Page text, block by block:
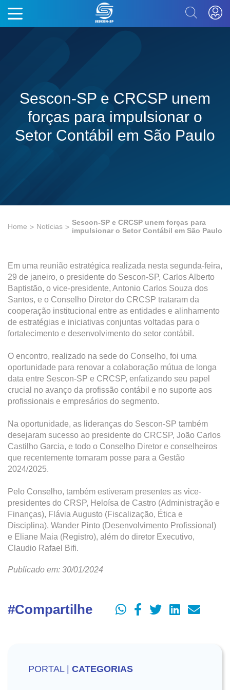
Sescon-SP e CRCSP unem
forças para impulsionar o
Setor Contábil em São Paulo
Home Notícias
Sescon-SP e CRCSP unem forças para
impulsionar o Setor Contábil em São Paulo
Em uma reunião estratégica realizada nesta segunda-feira,
29 de janeiro, o presidente do Sescon-SP, Carlos Alberto
Baptistão, o vice-presidente, Antonio Carlos Souza dos
Santos, e o Conselho Diretor do CRCSP trataram da
cooperação institucional entre as entidades e alinhamento
de estratégias e iniciativas conjuntas voltadas para o
fortalecimento e desenvolvimento do setor contábil.
O encontro, realizado na sede do Conselho, foi uma
oportunidade para renovar a colaboração mútua de longa
data entre Sescon-SP e CRCSP, enfatizando seu papel
crucial no avanço da profissão contábil e no suporte aos
profissionais e empresários do segmento.
Na oportunidade, as lideranças do Sescon-SP também
desejaram sucesso ao presidente do CRCSP, João Carlos
Castilho Garcia, e todo o Conselho Diretor e conselheiros
que recentemente tomaram posse para a Gestão
2024/2025.
Pelo Conselho, também estiveram presentes as vice-
presidentes do CRSP, Heloísa de Castro (Administração e
Finanças), Flávia Augusto (Fiscalização, Ética e
Disciplina), Wander Pinto (Desenvolvimento Profissional)
e Eliane Maia (Registro), além do diretor Executivo,
Claudio Rafael Bifi.
Publicado em: 30/01/2024
#Compartilhe
PORTAL | CATEGORIAS